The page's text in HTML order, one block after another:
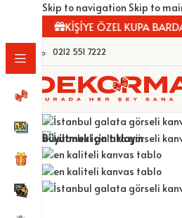
Skip to navigation Skip to
KİŞİYE ÖZEL KUPA
0212 551 7222
Büyütmek için tıklayın